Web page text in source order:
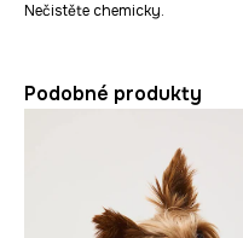
Nečistěte chemicky.
Podobné produkty